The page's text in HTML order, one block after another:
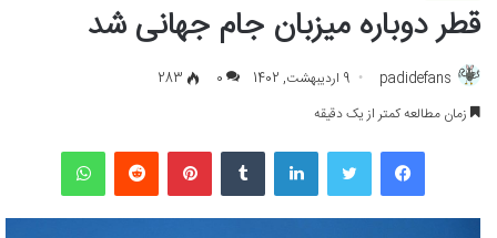
قطر دوباره میزبان جام جهانی شد
padidefans 9 اردیبهشت, 1402 0
283
زمان مطالعه کمتر از یک دقیقه
فیسبوک لینکداین پینتریست